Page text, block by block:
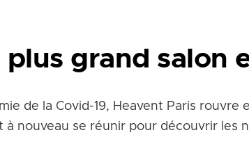
plus grand salon
de la Covid-19, Heavent Paris rouvre
à nouveau se réunir pour découvrir les